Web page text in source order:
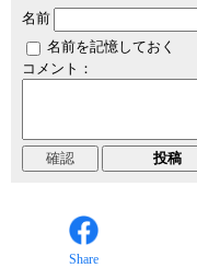
名前
名前を記憶しておく
コメント：
Share